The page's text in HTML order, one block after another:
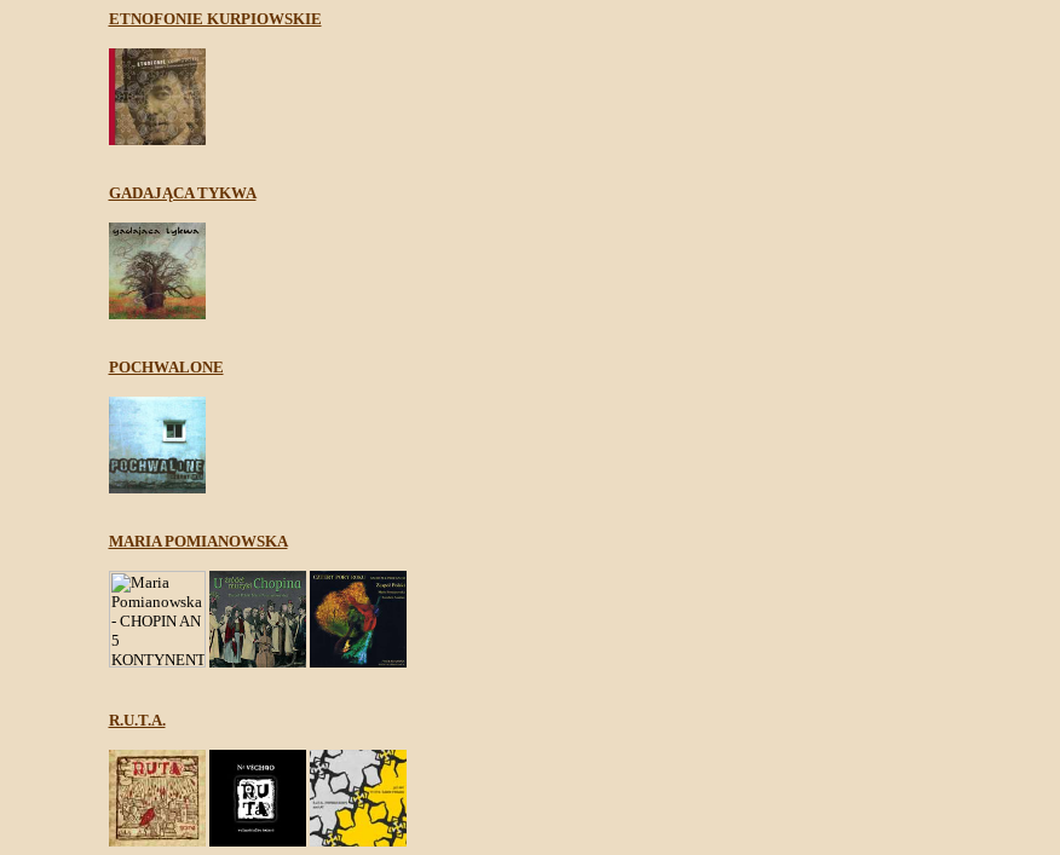
ETNOFONIE KURPIOWSKIE
GADAJĄCA TYKWA
POCHWALONE
MARIA POMIANOWSKA
R.U.T.A.